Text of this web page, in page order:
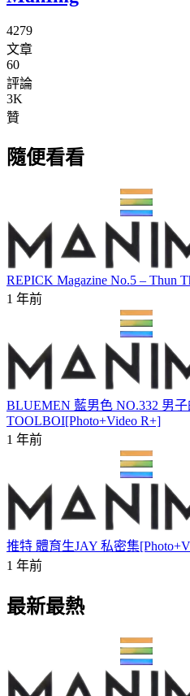
4279
文章
60
評論
3K
贊
隨便看看
REPICK Magazine No.5 – Thun
1 年前
BLUEMEN 藍男色 NO.332 男
TOOLBOI[Photo+Video R+]
1 年前
推特 體育生JAY 私密集
1 年前
最新最熱